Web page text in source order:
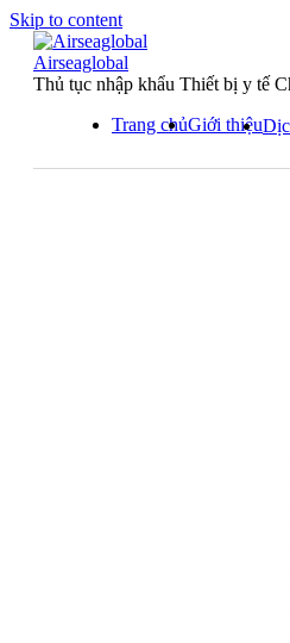
Skip to content
Airseaglobal
Thủ tục nhập khẩu Thiết bị y tế
Trang chủGiới thiệu